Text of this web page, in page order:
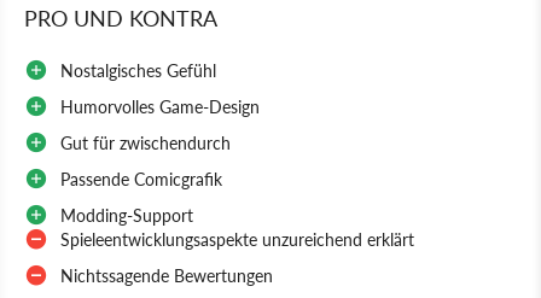
PRO UND KONTRA
Nostalgisches Gefühl
Humorvolles Game-Design
Gut für zwischendurch
Passende Comicgrafik
Modding-Support
Spieleentwicklungsaspekte unzureichend erklärt
Nichtssagende Bewertungen